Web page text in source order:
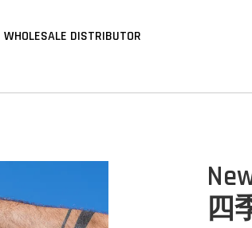
WHOLESALE DISTRIBUTOR
四